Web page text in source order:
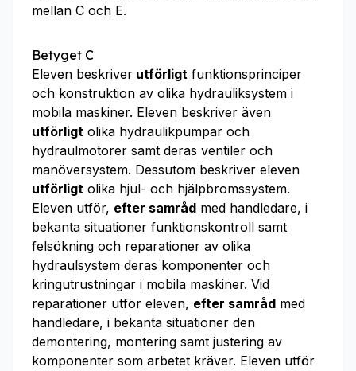
mellan C och E.
Betyget C
Eleven beskriver utförligt funktionsprinciper
och konstruktion av olika hydrauliksystem i
mobila maskiner. Eleven beskriver även
utförligt olika hydraulikpumpar och
hydraulmotorer samt deras ventiler och
manöversystem. Dessutom beskriver eleven
utförligt olika hjul- och hjälpbromssystem.
Eleven utför, efter samråd med handledare, i
bekanta situationer funktionskontroll samt
felsökning och reparationer av olika
hydraulsystem deras komponenter och
kringutrustningar i mobila maskiner. Vid
reparationer utför eleven, efter samråd med
handledare, i bekanta situationer den
demontering, montering samt justering av
komponenter som arbetet kräver. Eleven utför